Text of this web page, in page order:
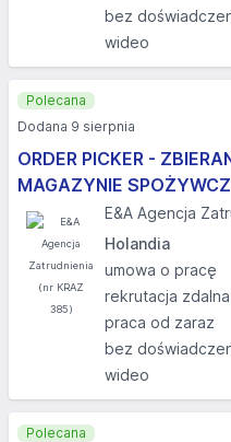
bez
wideo
ORDER PICKER -
MAGAZYNIE
E&A Agencja
Holandia
umowa o pracę
rekrutacja zdalna
praca od zaraz
bez
wideo
Polecana
Dodana 9 sierpnia
Polecana